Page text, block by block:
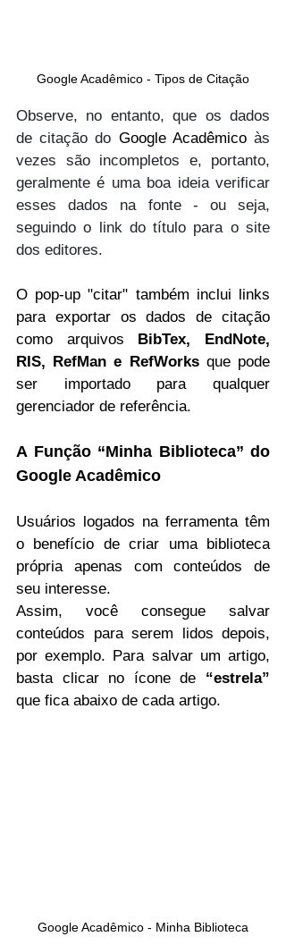
Google Acadêmico - Tipos de Citação
Observe, no entanto, que os dados
de citação do Google Acadêmico às
vezes são incompletos e, portanto,
geralmente é uma boa ideia verificar
esses dados na fonte - ou seja,
seguindo o link do título para o site
dos editores.
O pop-up "citar" também inclui links
para exportar os dados de citação
como arquivos
BibTex, EndNote,
RIS, RefMan e RefWorks que pode
ser importado para qualquer
gerenciador de referência.
A Função “Minha Biblioteca” do
Google Acadêmico
Usuários logados na ferramenta têm
o benefício de criar uma biblioteca
própria apenas com conteúdos de
seu interesse.
Assim, você consegue salvar
conteúdos para serem lidos depois,
por exemplo. Para salvar um artigo,
basta clicar no ícone de “estrela”
que fica abaixo de cada artigo.
Google Acadêmico - Minha Biblioteca